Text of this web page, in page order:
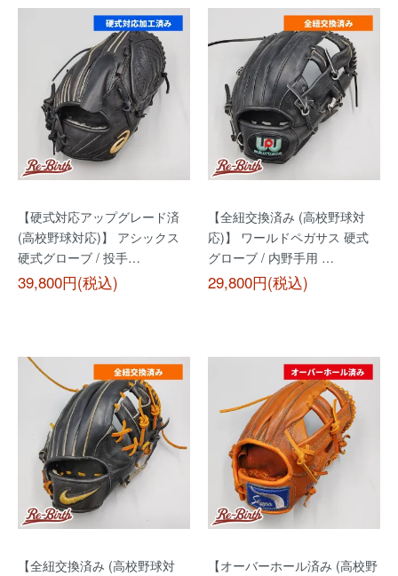
【硬式対応アップグレード済
(高校野球対応)】 アシックス
硬式グローブ / 投手…
39,800円(税込)
【全紐交換済み (高校野球対
応)】 ワールドペガサス 硬式
グローブ / 内野手用 …
29,800円(税込)
【全紐交換済み (高校野球対
【オーバーホール済み (高校野